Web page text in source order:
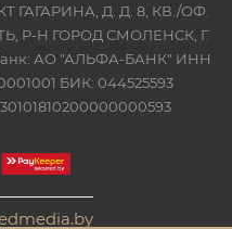
ГАГАРИНА, Д. Д. 8, КВ./ОФ.
Р-Н ГОРОД СМОЛЕНСК, Г.
АО "АЛЬФА-БАНК" ИНН
БИК: 044525593